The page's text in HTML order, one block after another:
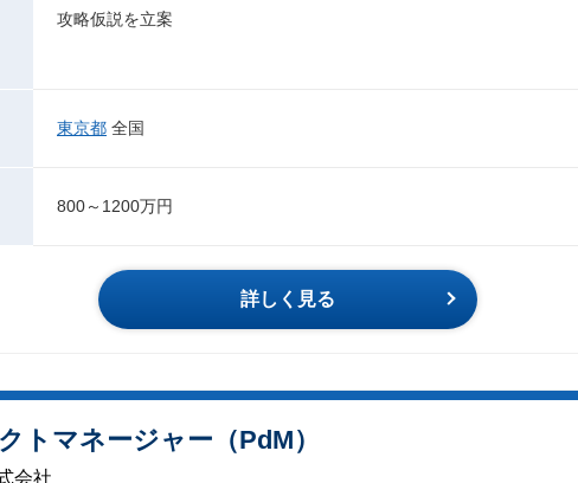
攻略仮説を立案
東京都 全国
800～1200万円
詳しく見る
トマネージャー（PdM）
会社